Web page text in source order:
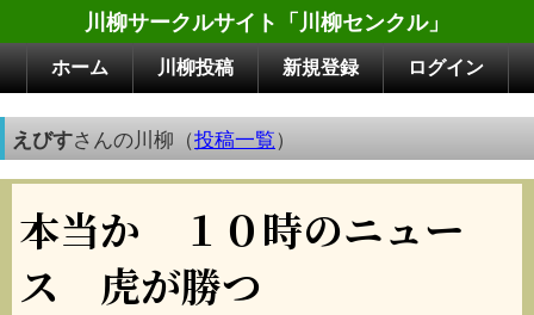
川柳サークルサイト「川柳センクル」
ホーム 川柳投稿 新規登録 ログイン
えびすさんの川柳（投稿一覧）
本当か １０時のニュー
ス 虎が勝つ